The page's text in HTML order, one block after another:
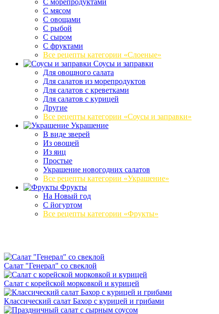
С морепродуктами
С мясом
С овощами
С рыбой
С сыром
С фруктами
Все рецепты категории «Слоеные»
Соусы и заправки
Для овощного салата
Для салатов из морепродуктов
Для салатов с креветками
Для салатов с курицей
Другие
Все рецепты категории «Соусы и заправки»
Украшение
В виде зверей
Из овощей
Из яиц
Простые
Украшение новогодних салатов
Все рецепты категории «Украшение»
Фрукты
На Новый год
С йогуртом
Все рецепты категории «Фрукты»
Салат "Генерал" со свеклой
Салат с корейской морковкой и курицей
Классический салат Бахор с курицей и грибами